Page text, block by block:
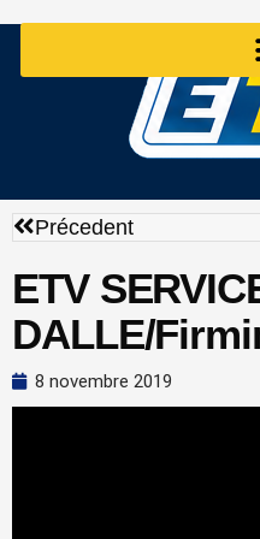
Précédent
Précedent
ETV
DALLE/
8 novembre 2019